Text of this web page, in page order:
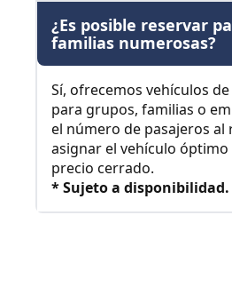
¿Es posible reservar
familias numerosas?
Sí, ofrecemos vehículos
para grupos, familias o
el número de pasajeros al
asignar el vehículo
precio cerrado.
* Sujeto a disponibilidad.